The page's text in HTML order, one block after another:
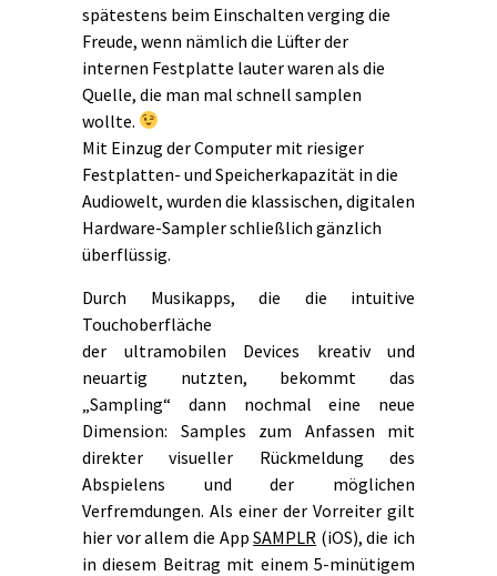
spätestens beim Einschalten verging die
Freude, wenn nämlich die Lüfter der
internen Festplatte lauter waren als die
Quelle, die man mal schnell samplen
wollte.
Mit Einzug der Computer mit riesiger
Festplatten- und Speicherkapazität in die
Audiowelt, wurden die klassischen, digitalen
Hardware-Sampler schließlich gänzlich
überflüssig.
Durch Musikapps, die die intuitive
Touchoberfläche
der ultramobilen Devices kreativ und
neuartig nutzten, bekommt das
„Sampling“ dann nochmal eine neue
Dimension: Samples zum Anfassen mit
direkter visueller Rückmeldung des
Abspielens und der möglichen
Verfremdungen. Als einer der Vorreiter gilt
hier vor allem die AppSAMPLR (iOS), die ich
in diesem Beitrag mit einem 5-minütigem